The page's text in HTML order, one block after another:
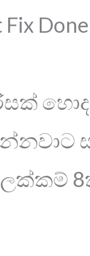
ඉලක්කම්